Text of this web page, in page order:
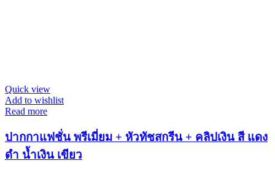
Quick view
Add to wishlist
Read more
ปากกาแฟชั่น พรีเมี่ยม + หัวทัชสกรีน + คลิปเงิน สี แดง
ดำ น้ำเงิน เขียว